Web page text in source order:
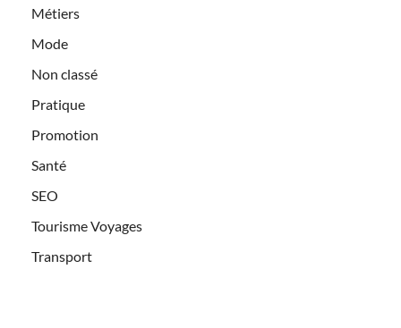
Métiers
Mode
Non classé
Pratique
Promotion
Santé
SEO
Tourisme Voyages
Transport